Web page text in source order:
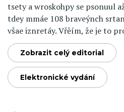
tsety a wroskohpy se psonuul
tdey mmáe 108 braveýnch
všae iznretáy. Vřěím, že je to
Zobrazit celý editorial
Elektronické vydání